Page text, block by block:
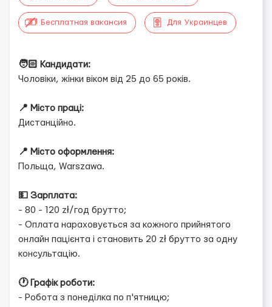
Бесплатная вакансия Для Украинцев
🧑🏻 Кандидати:
Чоловіки, жінки віком від 25 до 65 років.
📍 Місто праці:
Дистанційно.
📍 Місто оформлення:
Польща, Warszawa.
💵 Зарплата:
- 80 - 120 zł/год брутто;
- Оплата нараховується за кожного прийнятого
онлайн пацієнта і становить 20 zł брутто за одну
консультацію.
🕐 Графік роботи:
- Робота з понеділка по п'ятницю;